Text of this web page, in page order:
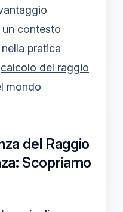
contesto
pratica
calcolo del raggio
mondo
del Raggio
Scopriamo